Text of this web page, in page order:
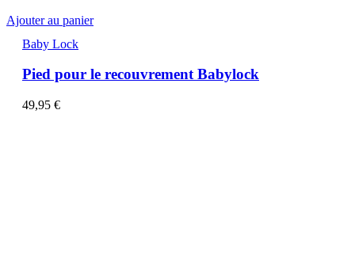
Ajouter au panier
Baby Lock
Pied pour le recouvrement Babylock
49,95 €